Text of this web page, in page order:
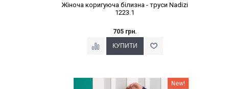
Жіноча коригуюча білизна - труси Nadizi
1223.1
705 грн.
Наклейки Варіант з % New!